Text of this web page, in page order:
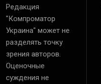
Редакция
"Компроматор
Украина" может не
разделять точку
зрения авторов.
Оценочные
суждения не